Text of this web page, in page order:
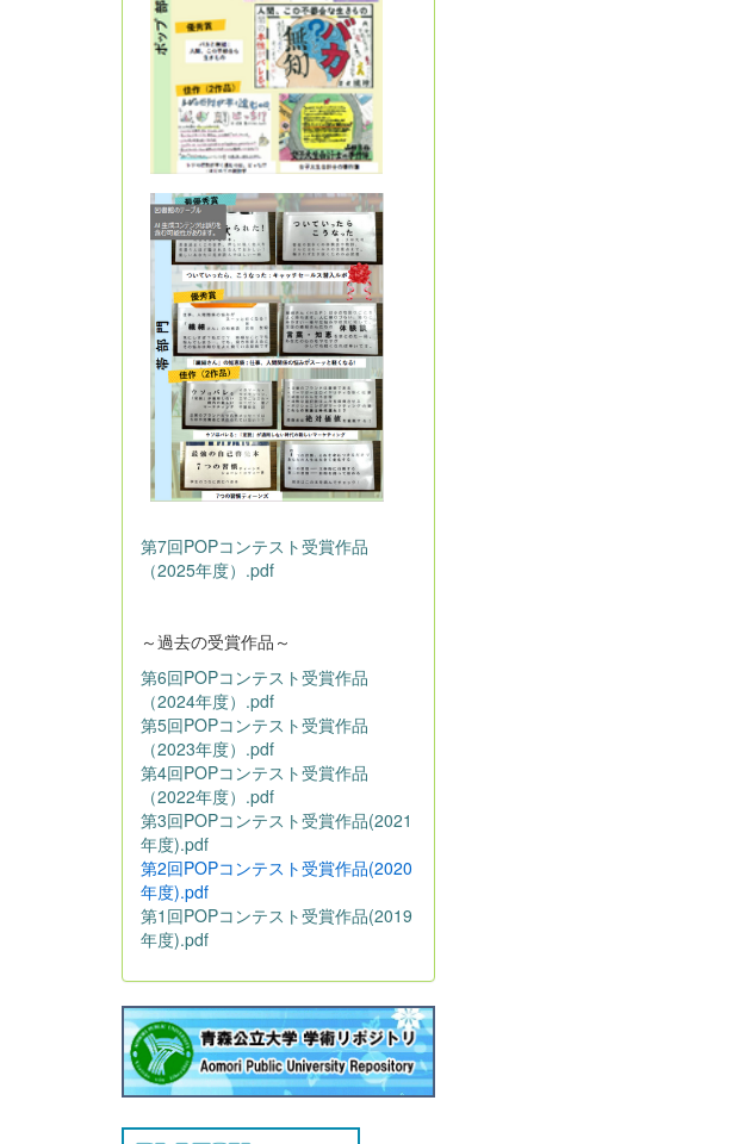
第7回POPコンテスト受賞作品
（2025年度）.pdf
～過去の受賞作品～
第6回POPコンテスト受賞作品
（2024年度）.pdf
第5回POPコンテスト受賞作品
（2023年度）.pdf
第4回POPコンテスト受賞作品
（2022年度）.pdf
第3回POPコンテスト受賞作品(2021
年度).pdf
第2回POPコンテスト受賞作品(2020
年度).pdf
第1回POPコンテスト受賞作品(2019
年度).pdf